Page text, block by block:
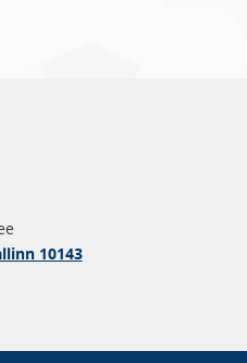
10143